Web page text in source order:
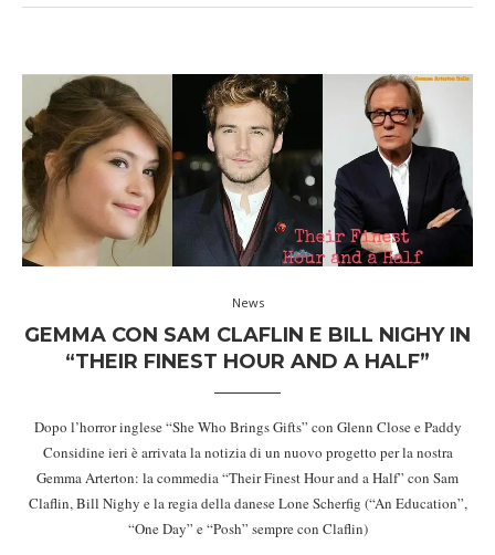
News
GEMMA CON SAM CLAFLIN E BILL NIGHY IN
“THEIR FINEST HOUR AND A HALF”
Dopo l’horror inglese “She Who Brings Gifts” con Glenn Close e Paddy
Considine ieri è arrivata la notizia di un nuovo progetto per la nostra
Gemma Arterton: la commedia “Their Finest Hour and a Half” con Sam
Claflin, Bill Nighy e la regia della danese Lone Scherfig (“An Education”,
“One Day” e “Posh” sempre con Claflin)